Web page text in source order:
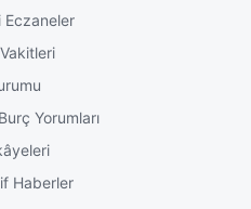
Eczaneler
Yorumları
Haberler